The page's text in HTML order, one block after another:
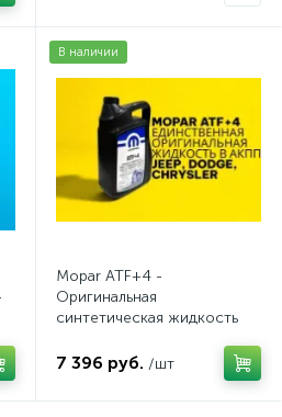
В наличии
Mopar ATF+4 -
Оригинальная
синтетическая жидкость
7 396 руб. /шт